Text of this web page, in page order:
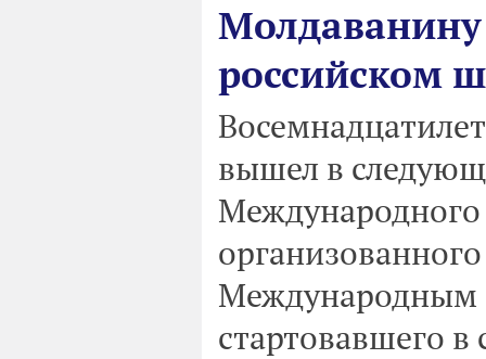
Молдаванину
российском
вышел в
Международного
Международным
стартовавшего в